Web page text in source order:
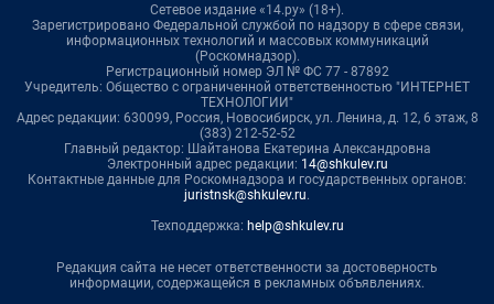
Сетевое издание «14.ру» (18+).
Зарегистрировано Федеральной службой по надзору в сфере связи,
информационных технологий и массовых коммуникаций
(Роскомнадзор).
Регистрационный номер ЭЛ № ФС 77 - 87892
Учредитель: Общество с ограниченной ответственностью "ИНТЕРНЕТ
ТЕХНОЛОГИИ"
Адрес редакции: 630099, Россия, Новосибирск, ул. Ленина, д. 12, 6 этаж, 8
(383) 212-52-52
Главный редактор: Шайтанова Екатерина Александровна
Электронный адрес редакции: 14@shkulev.ru
Контактные данные для Роскомнадзора и государственных органов:
juristnsk@shkulev.ru.
Техподдержка: help@shkulev.ru
Редакция сайта не несет ответственности за достоверность
информации, содержащейся в рекламных объявлениях.